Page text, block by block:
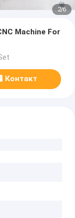
2/6
Machine For
Контакт